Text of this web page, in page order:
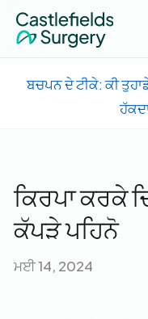
ਬਚਪਨ ਦੇ ਟੀਕੇ: ਕੀ
ਕਿਰਪਾ ਕਰਕੇ
ਕੱਪੜੇ ਪਹਿਨੋ
ਮਈ 14, 2024